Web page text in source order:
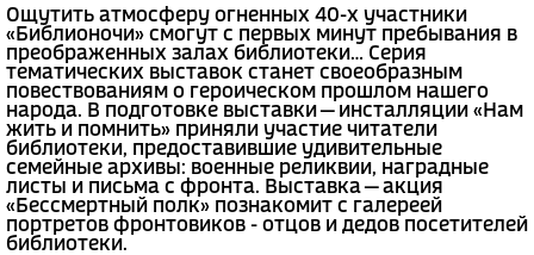
Ощутить атмосферу огненных 40-х участники
«Библионочи» смогут с первых минут пребывания в
преображенных залах библиотеки... Серия
тематических выставок станет своеобразным
повествованиям о героическом прошлом нашего
народа. В подготовке выставки — инсталляции «Нам
жить и помнить» приняли участие читатели
библиотеки, предоставившие удивительные
семейные архивы: военные реликвии, наградные
листы и письма с фронта. Выставка — акция
«Бессмертный полк» познакомит с галереей
портретов фронтовиков - отцов и дедов посетителей
библиотеки.